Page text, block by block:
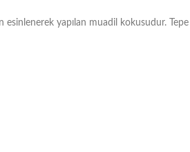
yapılan muadil kokusudur.